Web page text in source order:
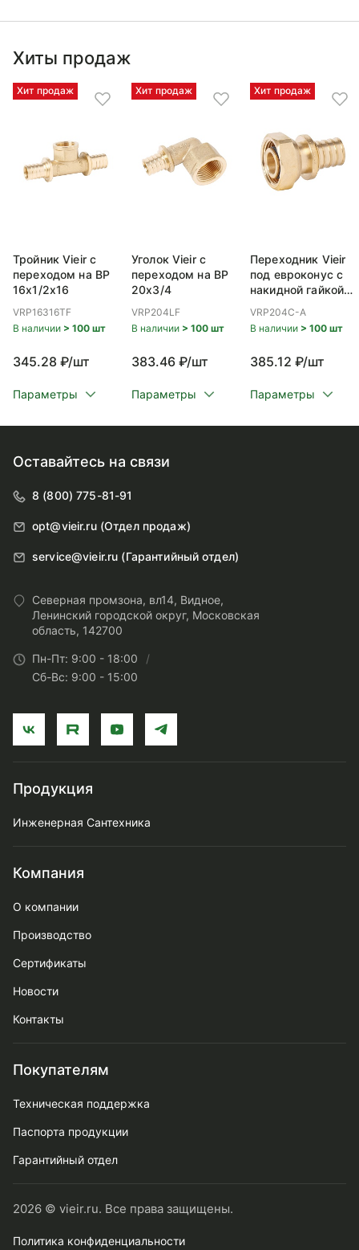
Хиты продаж
Хит продаж
Тройник Vieir с
переходом на ВР
16x1/2x16
VRP16316TF
В наличии > 100 шт
345.28 ₽/шт
Параметры
Хит продаж
Уголок Vieir с
переходом на ВР
20x3/4
VRP204LF
В наличии > 100 шт
383.46 ₽/шт
Параметры
Хит продаж
Переходник Vieir
под евроконус с
накидной гайкой
VRP204C-A
В наличии > 100 шт
385.12 ₽/шт
Параметры
Оставайтесь на связи
8 (800) 775-81-91
opt@vieir.ru (Отдел продаж)
service@vieir.ru (Гарантийный отдел)
Северная промзона, вл14, Видное,
Ленинский городской округ, Московская
область, 142700
Пн-Пт: 9:00 - 18:00
Сб-Вс: 9:00 - 15:00
Продукция
Инженерная Сантехника
Компания
О компании
Производство
Сертификаты
Новости
Контакты
Покупателям
Техническая поддержка
Паспорта продукции
Гарантийный отдел
2026 © vieir.ru. Все права защищены.
Политика конфиденциальности